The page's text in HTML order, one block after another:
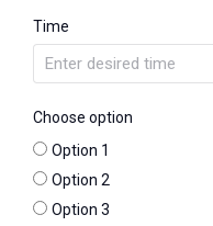
Time
Choose option
Option 1
Option 2
Option 3